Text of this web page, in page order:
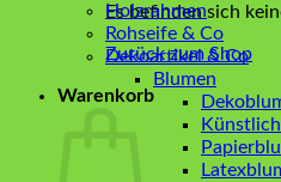
Es befinden sich
Zurück zum Shop
Warenkorb
Holzrahmen
Rohseife & Co
Dekoartikel & Co
Blumen